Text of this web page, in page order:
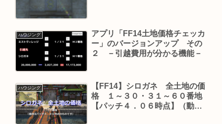
ハウジング
アプリ「FF14土地価格チェッカ
ー」のバージョンアップ その
２ －引越費用が分かる機能－
ハウジング
【FF14】シロガネ 全土地の価
格 １～３０・３１～６０番地
【パッチ４．０６時点】（動画